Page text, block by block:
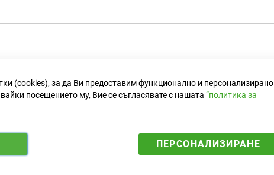
1 €.
i
y
(cookies), за да Ви предоставим функционално и персонализирано
посещението му, Вие се съгласявате с нашата “политика за
ПЕРСОНАЛИЗИРАНЕ